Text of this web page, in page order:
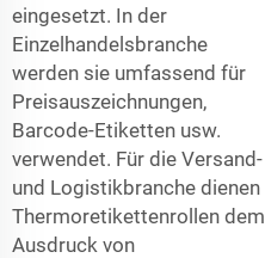
eingesetzt. In der
Einzelhandelsbranche
werden sie umfassend für
Preisauszeichnungen,
Barcode-Etiketten usw.
verwendet. Für die Versand-
und Logistikbranche dienen
Thermoretikettenrollen dem
Ausdruck von